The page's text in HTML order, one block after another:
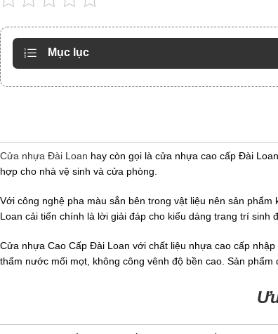
Mục lục
Cửa nhựa Đài Loan hay còn gọi là cửa nhựa cao cấp Đài
hợp cho nhà vệ sinh và cửa phòng.
Với công nghệ pha màu sẳn bên trong vật liệu nên sản
Loan cải tiến chính là lời giải đáp cho kiểu dáng trang trí sinh
Cửa nhựa Cao Cấp Đài Loan với chất liệu nhựa cao cấp
thấm nước mối mọt, không công vênh độ bền cao. Sản phẩm